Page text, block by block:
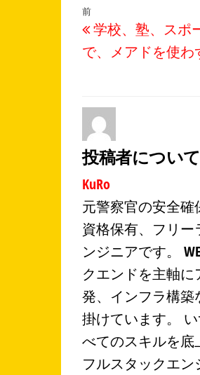
投
稿
ナ
ビ
ー
シ
ョ
ン
過
去
の
稿
前
学校、塾、スポ
で、メアドを使わ
投稿者について
KuRo
元警察官の安全確
資格保有、フリー
ンジニアです。
クエンドを主軸に
発、インフラ構築
掛けています。
べてのスキルを底
フルスタックエン